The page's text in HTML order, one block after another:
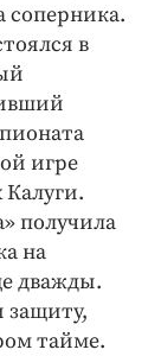
соперника.
в
игре
Калуги.
получила
на
дважды.
защиту,
тайме.